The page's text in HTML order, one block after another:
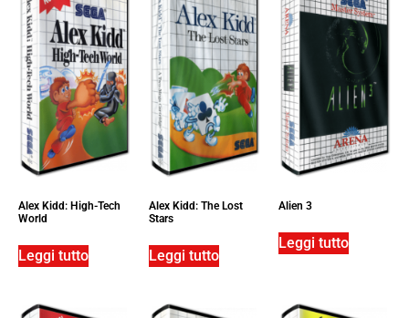
Alex Kidd: High-Tech
World
Leggi tutto
Alex Kidd: The Lost
Stars
Leggi tutto
Alien 3
Leggi tutto